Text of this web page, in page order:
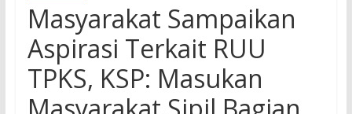
Masyarakat Sampaikan
Aspirasi Terkait RUU
TPKS, KSP: Masukan